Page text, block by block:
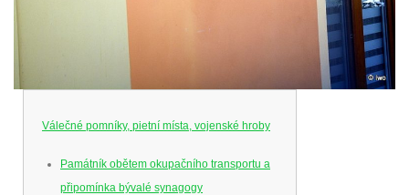
Válečné pomníky, pietní místa, vojenské hroby
Památník obětem okupačního transportu a
připomínka bývalé synagogy